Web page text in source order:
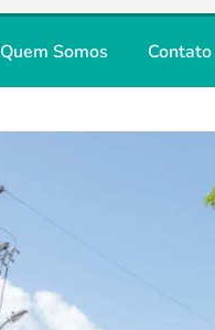
Quem Somos Contato